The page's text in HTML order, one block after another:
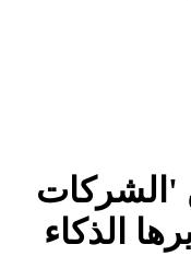
'الشركات
الذكاء